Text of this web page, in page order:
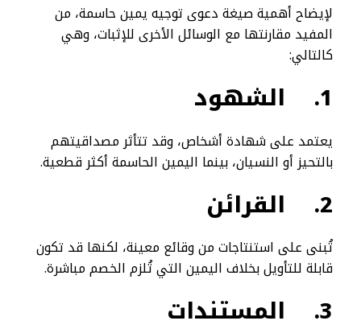
لإيضاح أهمية صيغة دعوى توجيه يمين حاسمة، من
المفيد مقارنتها مع الوسائل الأخرى للإثبات، وهي
كالتالي:
1. الشهود
يعتمد على شهادة أشخاص، وقد تتأثر مصداقيتهم
بالتحيز أو النسيان، بينما اليمين الحاسمة أكثر قطعية.
2. القرائن
تُبنى على استنتاجات من وقائع معينة، لكنها قد تكون
قابلة للتأويل بخلاف اليمين التي تُلزم الخصم مباشرة.
3. المستندات